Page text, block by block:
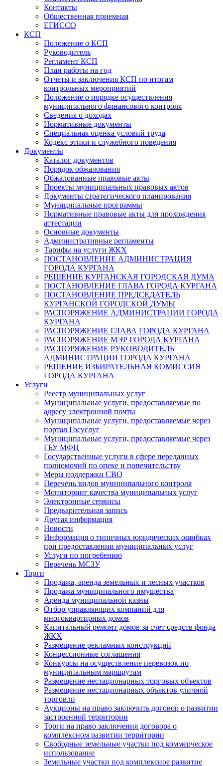
Контакты
Общественная приемная
ЕГИССО
КСП
Положение о КСП
Руководитель
Регламент КСП
План работы на год
Отчеты и заключения КСП по итогам
контрольных мероприятий
Положение о порядке осуществления
муниципального финансового контроля
Сведения о доходах
Нормативные документы
Специальная оценка условий труда
Кодекс этики и служебного поведения
Документы
Каталог документов
Порядок обжалования
Обжалованные правовые акты
Проекты муниципальных правовых актов
Документы стратегического планирования
Муниципальные программы
Нормативные правовые акты для прохождения
аттестации
Основные документы
Административные регламенты
Тарифы на услуги ЖКХ
ПОСТАНОВЛЕНИЕ АДМИНИСТРАЦИЯ
ГОРОДА КУРГАНА
РЕШЕНИЕ КУРГАНСКАЯ ГОРОДСКАЯ ДУМА
ПОСТАНОВЛЕНИЕ ГЛАВА ГОРОДА КУРГАНА
ПОСТАНОВЛЕНИЕ ПРЕДСЕДАТЕЛЬ
КУРГАНСКОЙ ГОРОДСКОЙ ДУМЫ
РАСПОРЯЖЕНИЕ АДМИНИСТРАЦИИ ГОРОДА
КУРГАНА
РАСПОРЯЖЕНИЕ ГЛАВА ГОРОДА КУРГАНА
РАСПОРЯЖЕНИЕ МЭР ГОРОДА КУРГАНА
РАСПОРЯЖЕНИЕ РУКОВОДИТЕЛЬ
АДМИНИСТРАЦИИ ГОРОДА КУРГАНА
РЕШЕНИЕ ИЗБИРАТЕЛЬНАЯ КОМИССИЯ
ГОРОДА КУРГАНА
Услуги
Реестр муниципальных услуг
Муниципальные услуги, предоставляемые по
адресу электронной почты
Муниципальные услуги, предоставляемые через
портал Госуслуг
Муниципальные услуги, предоставляемые через
ГБУ МФЦ
Государственные услуги в сфере переданных
полномочий по опеке и попечительству
Меры поддержки СВО
Перечень видов муниципального контроля
Мониторинг качества муниципальных услуг
Электронные сервисы
Предварительная запись
Другая информация
Новости
Информация о типичных юридических ошибках
при предоставлении муниципальных услуг
Услуги по погребению
Перечень МСЗУ
Торги
Продажа, аренда земельных и лесных участков
Продажа муниципального имущества
Аренда муниципальной казны
Отбор управляющих компаний для
многоквартирных домов
Капитальный ремонт домов за счет средств фонда
ЖКХ
Размещение рекламных конструкций
Концессионные соглашения
Конкурсы на осуществление перевозок по
муниципальным маршрутам
Размещение нестационарных торговых объектов
Размещение нестационарных объектов уличной
торговли
Аукционы на право заключить договор о развитии
застроенной территории
Торги на право заключения договора о
комплексном развитии территории
Свободные земельные участки под коммерческое
использование
Земельные участки под комплексное развитие